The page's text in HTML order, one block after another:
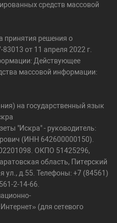
средств массовой
принятия решения о
от 11 апреля 2022 г.
Действующее
массовой информации:
на государственный язык
"Искра" - руководитель:
(ИНН 642600000150).
ОКПО 51425296,
область, Питерский
ул., д.55. Телефоны: +7 (84561)
2-14-66.
(для сетевого